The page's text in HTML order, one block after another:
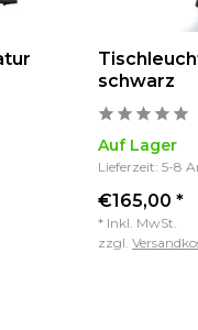
schwarz
Auf Lager
Lieferzeit: 5-8
€165,00 *
* Inkl. MwSt.
zzgl.